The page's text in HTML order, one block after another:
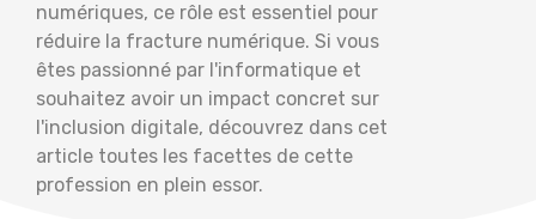
numériques, ce rôle est essentiel pour
réduire la fracture numérique. Si vous
êtes passionné par l'informatique et
souhaitez avoir un impact concret sur
l'inclusion digitale, découvrez dans cet
article toutes les facettes de cette
profession en plein essor.